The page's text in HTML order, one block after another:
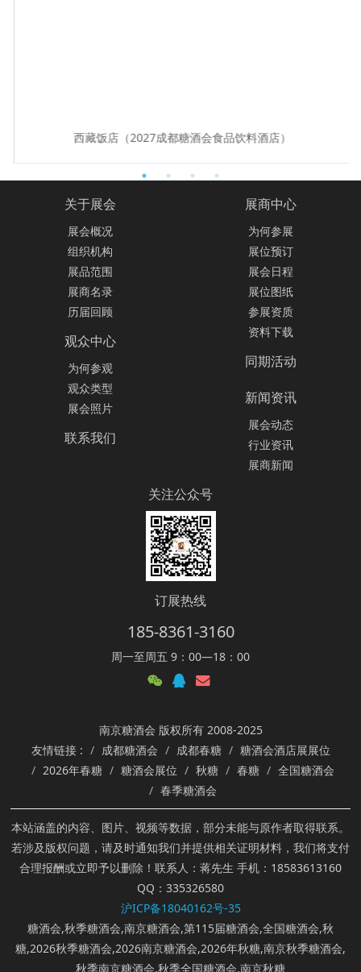
西藏饭店（2027成都糖酒会食品饮料酒店）
关于展会
展会概况
组织机构
展品范围
展商名录
历届回顾
展商中心
为何参展
展位预订
展会日程
展位图纸
参展资质
资料下载
观众中心
为何参观
观众类型
展会照片
同期活动
新闻资讯
展会动态
行业资讯
展商新闻
联系我们
关注公众号
订展热线
185-8361-3160
周一至周五 9：00—18：00
南京糖酒会 版权所有 2008-2025
友情链接 :
成都糖酒会 成都春糖
糖酒会酒店展展位
2026年春糖
糖酒会展位 秋糖 春糖
全国糖酒会
春季糖酒会
本站涵盖的内容、图片、视频等数据，部分未能与原作者取得联系。
若涉及版权问题，请及时通知我们并提供相关证明材料，我们将支付
合理报酬或立即予以删除！联系人：蒋先生 手机：18583613160
QQ：335326580
沪ICP备18040162号-35
糖酒会,秋季糖酒会,南京糖酒会,第115届糖酒会,全国糖酒会,秋
糖,2026秋季糖酒会,2026南京糖酒会,2026年秋糖,南京秋季糖酒会,
秋季南京糖酒会,秋季全国糖酒会,南京秋糖